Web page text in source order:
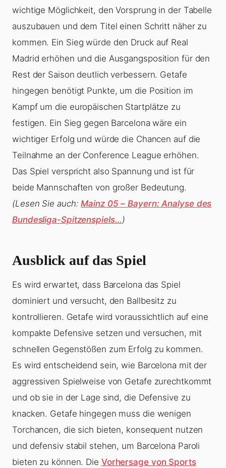
wichtige Möglichkeit, den Vorsprung in der Tabelle
auszubauen und dem Titel einen Schritt näher zu
kommen. Ein Sieg würde den Druck auf Real
Madrid erhöhen und die Ausgangsposition für den
Rest der Saison deutlich verbessern. Getafe
hingegen benötigt Punkte, um die Position im
Kampf um die europäischen Startplätze zu
festigen. Ein Sieg gegen Barcelona wäre ein
wichtiger Erfolg und würde die Chancen auf die
Teilnahme an der Conference League erhöhen.
Das Spiel verspricht also Spannung und ist für
beide Mannschaften von großer Bedeutung.
(Lesen Sie auch:Mainz 05 – Bayern: Analyse des
Bundesliga-Spitzenspiels…)
Ausblick auf das Spiel
Es wird erwartet, dass Barcelona das Spiel
dominiert und versucht, den Ballbesitz zu
kontrollieren. Getafe wird voraussichtlich auf eine
kompakte Defensive setzen und versuchen, mit
schnellen Gegenstößen zum Erfolg zu kommen.
Es wird entscheidend sein, wie Barcelona mit der
aggressiven Spielweise von Getafe zurechtkommt
und ob sie in der Lage sind, die Defensive zu
knacken. Getafe hingegen muss die wenigen
Torchancen, die sich bieten, konsequent nutzen
und defensiv stabil stehen, um Barcelona Paroli
bieten zu können. Die Vorhersage von Sports